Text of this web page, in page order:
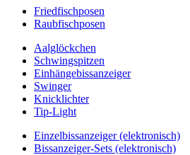
Friedfischposen
Raubfischposen
Aalglöckchen
Schwingspitzen
Einhängebissanzeiger
Swinger
Knicklichter
Tip-Light
Einzelbissanzeiger (elektronisch)
Bissanzeiger-Sets (elektronisch)